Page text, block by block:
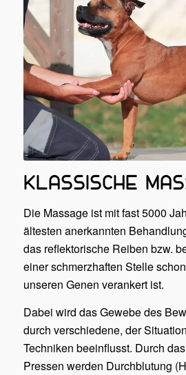
KLASSISCHE
Die Massage ist mit fast 5000
ältesten anerkannten
das reflektorische Reiben bzw.
einer schmerzhaften Stelle
unseren Genen verankert ist.
Dabei wird das Gewebe des
durch verschiedene, der
Techniken beeinflusst. Durch
Pressen werden Durchblutung